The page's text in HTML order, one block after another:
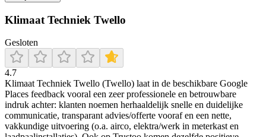
Klimaat Techniek Twello
Gesloten
4.7
Klimaat Techniek Twello (Twello) laat in de beschikbare Google
Places feedback vooral een zeer professionele en betrouwbare
indruk achter: klanten noemen herhaaldelijk snelle en duidelijke
communicatie, transparant advies/offerte vooraf en een nette,
vakkundige uitvoering (o.a. airco, elektra/werk in meterkast en